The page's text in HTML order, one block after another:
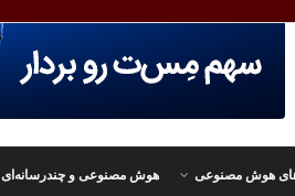
هوش مصنوعی هوش مصنوعی و چندرسانه‌ای